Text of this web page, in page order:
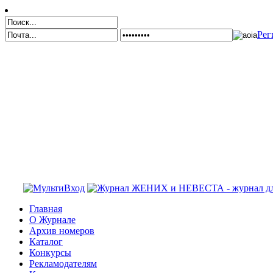
Главная
О Журнале
Архив номеров
Каталог
Конкурсы
Рекламодателям